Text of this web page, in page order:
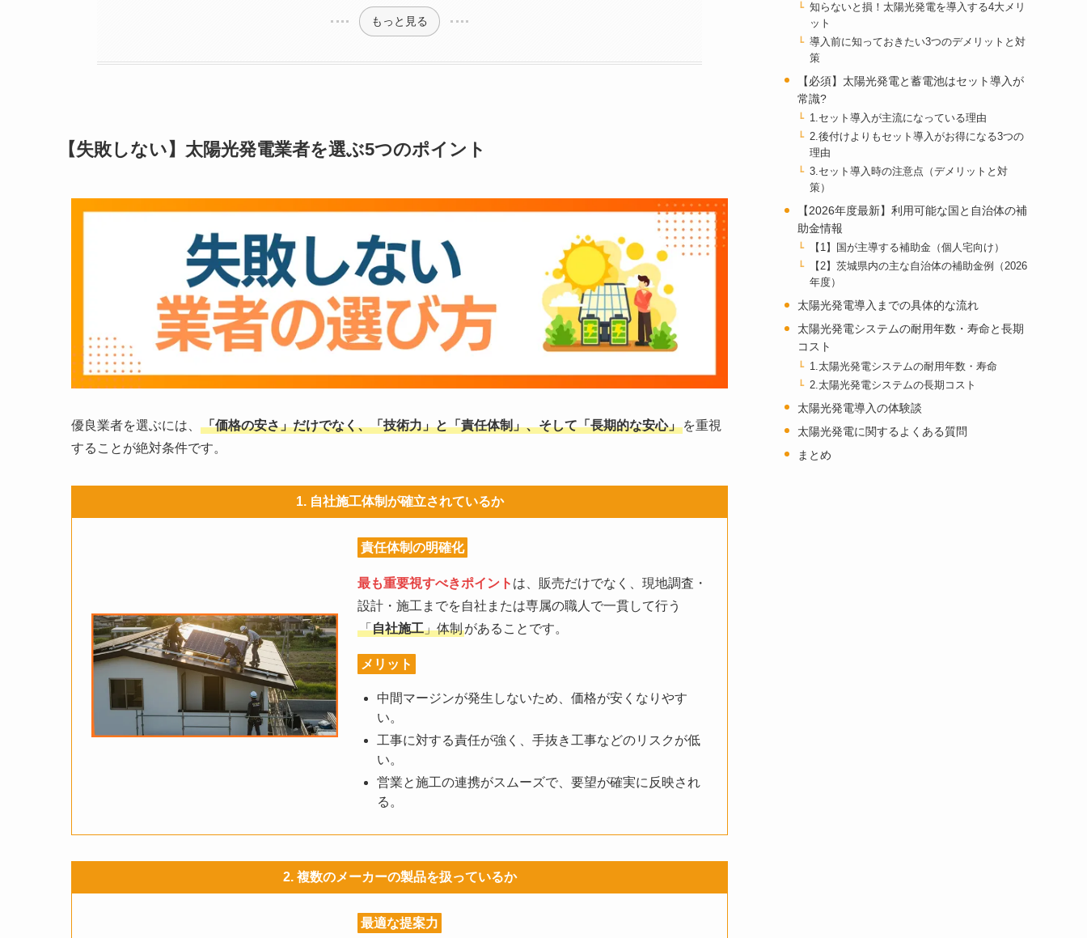
もっと見る
【失敗しない】太陽光発電業者を選ぶ5つのポイント
優良業者を選ぶには、 「価格の安さ」だけでなく、「技術力」と「責任体制」、そして「長期的な安心」 を重視
することが絶対条件です。
1. 自社施工体制が確立されているか
責任体制の明確化
最も重要視すべきポイント は、販売だけでなく、現地調査・
設計・施工までを自社または専属の職人で一貫して行う
「自社施工」体制があることです。
メリット
中間マージンが発生しないため、価格が安くなりやす
い。
工事に対する責任が強く、手抜き工事などのリスクが低
い。
営業と施工の連携がスムーズで、要望が確実に反映され
る。
2. 複数のメーカーの製品を扱っているか
最適な提案力
知らないと損！太陽光発電を導入する4大メリ
ット
導入前に知っておきたい3つのデメリットと対
策
【必須】太陽光発電と蓄電池はセット導入が
常識?
1.セット導入が主流になっている理由
2.後付けよりもセット導入がお得になる3つの
理由
3.セット導入時の注意点（デメリットと対
策）
【2026年度最新】利用可能な国と自治体の補
助金情報
【1】国が主導する補助金（個人宅向け）
【2】茨城県内の主な自治体の補助金例（2026
年度）
太陽光発電導入までの具体的な流れ
太陽光発電システムの耐用年数・寿命と長期
コスト
1.太陽光発電システムの耐用年数・寿命
2.太陽光発電システムの長期コスト
太陽光発電導入の体験談
太陽光発電に関するよくある質問
まとめ